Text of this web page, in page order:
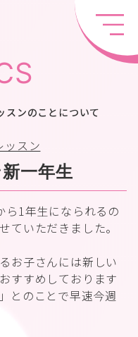
スンのことについて
ッスン
一年生
ら1年生になられるの
ていただきました。
お子さんには新しい
すすめしております
とのことで早速今週